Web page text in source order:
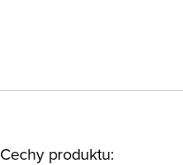
Cechy produktu: